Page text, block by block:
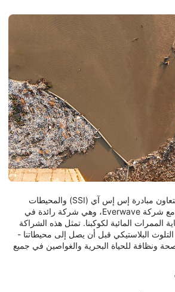
أخبار مثيرة لعام 2025! تتعاون مبادرة إس إس آي (SSI) والمحيطات
الزرقاء (Blue Oceans) مع شركة Everwave، وهي شركة رائدة في
الممرات المائية لكوكبنا. تمثل هذه الشراكة
البلاستيكي قبل أن يصل إلى محيطاتنا -
ونظافة للحياة البحرية والغواصين في جميع